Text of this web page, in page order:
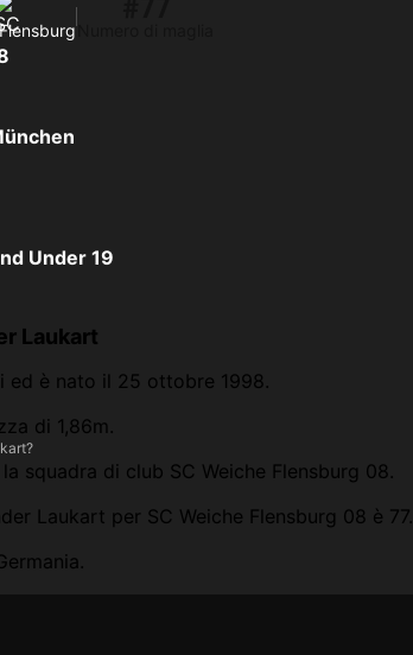
Under 19
Laukart
ed è nato il 25 ottobre 1998.
di 1,86m.
squadra di club SC Weiche Flensburg 08.
Laukart per SC Weiche Flensburg 08 è 77.